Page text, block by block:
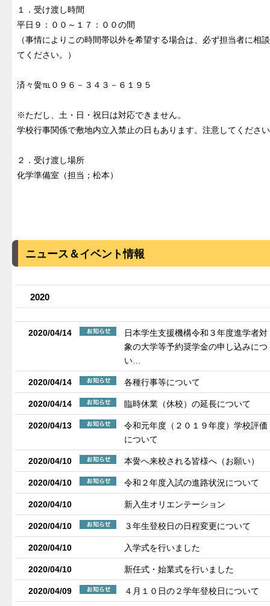
１．受け渡し時間
平日９：００～１７：００の間
（事情によりこの時間帯以外を希望する場合は、必ず担当者に相
てください。）
済々黌℡０９６－３４３－６１９５
※ただし、土・日・祝日は対応できません。
学校行事関係で敷地内立入禁止の日もあります。注意してくださ
２．受け渡し場所
化学準備室（担当；松本）
ニュース＆イベント情報
2020
2020/04/14
日本学生支援機構令和３年度進学者対
象の大学等予約奨学金の申し込みにつ
い…
2020/04/14 各種行事等について
2020/04/14 臨時休業（休校）の延長について
2020/04/13
令和元年度（２０１９年度）学校評価
について
2020/04/10 本黌へ来校される皆様へ（お願い）
2020/04/10 令和２年度入試の進路状況について
2020/04/10 新入生オリエンテーション
2020/04/10 ３年生登校日の日程変更について
2020/04/10 入学式を行いました
2020/04/10 新任式・始業式を行いました
2020/04/09 ４月１０日の２学年登校日について